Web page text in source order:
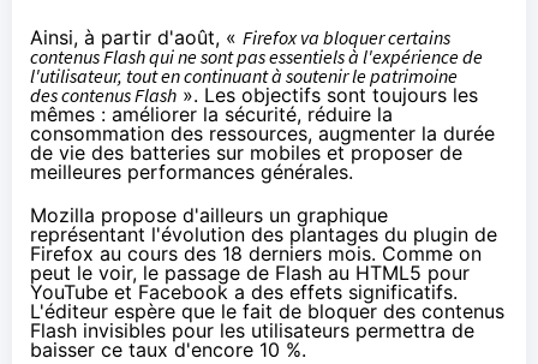
Ainsi, à partir d'août, « Firefox va bloquer certains
contenus Flash qui ne sont pas essentiels à l'expérience de
l'utilisateur, tout en continuant à soutenir le patrimoine
des contenus Flash ». Les objectifs sont toujours les
mêmes : améliorer la sécurité, réduire la
consommation des ressources, augmenter la durée
de vie des batteries sur mobiles et proposer de
meilleures performances générales.
Mozilla propose d'ailleurs un graphique
représentant l'évolution des plantages du plugin de
Firefox au cours des 18 derniers mois. Comme on
peut le voir, le passage de Flash au HTML5 pour
YouTube et Facebook a des effets significatifs.
L'éditeur espère que le fait de bloquer des contenus
Flash invisibles pour les utilisateurs permettra de
baisser ce taux d'encore 10 %.